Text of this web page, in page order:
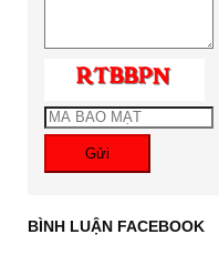
Gửi
BÌNH LUẬN FACEBOOK